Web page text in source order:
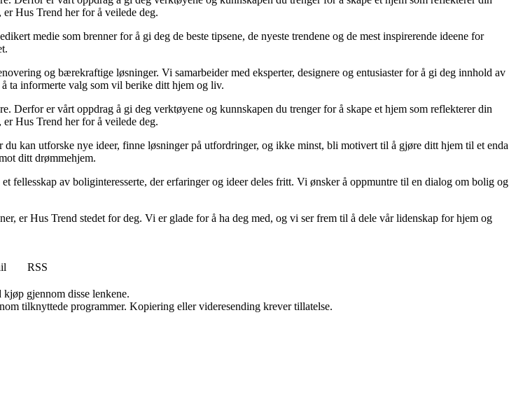
Hus Trend her for å veilede deg.
medie som brenner for å gi deg de beste tipsene, de nyeste trendene og de mest inspirerende ideene for
og bærekraftige løsninger. Vi samarbeider med eksperter, designere og entusiaster for å gi deg innhold av
ta informerte valg som vil berike ditt hjem og liv.
Derfor er vårt oppdrag å gi deg verktøyene og kunnskapen du trenger for å skape et hjem som reflekterer din
Hus Trend her for å veilede deg.
kan utforske nye ideer, finne løsninger på utfordringer, og ikke minst, bli motivert til å gjøre ditt hjem til et enda
ditt drømmehjem.
av boliginteresserte, der erfaringer og ideer deles fritt. Vi ønsker å oppmuntre til en dialog om bolig og
er Hus Trend stedet for deg. Vi er glade for å ha deg med, og vi ser frem til å dele vår lidenskap for hjem og
RSS
gjennom disse lenkene.
tilknyttede programmer. Kopiering eller videresending krever tillatelse.